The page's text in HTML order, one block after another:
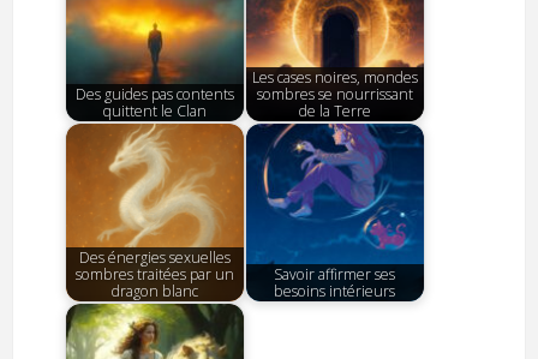
Des guides pas contents
quittent le Clan
Les cases noires, mondes
sombres se nourrissant
de la Terre
Des énergies sexuelles
sombres traitées par un
dragon blanc
Savoir affirmer ses
besoins intérieurs